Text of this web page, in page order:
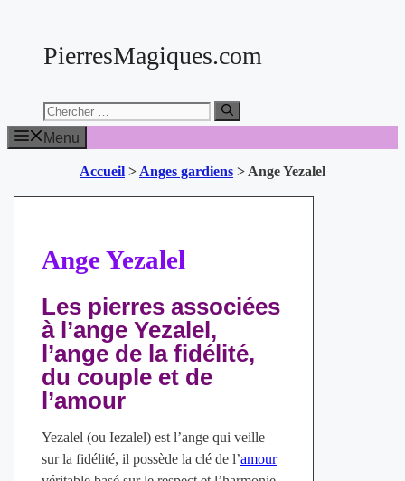
contenuPierresMagiques.com
Chercher:
Menu
Accueil > Anges gardiens > Ange Yezalel
Ange Yezalel
Les pierres associées
à l’ange Yezalel,
l’ange de la fidélité,
du couple et de
l’amour
Yezalel (ou Iezalel) est l’ange qui veille
sur la fidélité, il possède la clé de l’amour